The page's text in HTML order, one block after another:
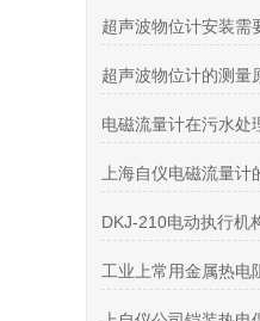
超声波物位计的测量
DKJ-210电动执行机
工业上常用金属热电